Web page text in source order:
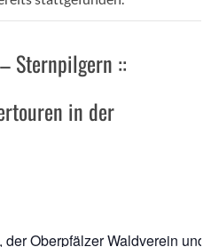
Sternpilgern ::
in der
Oberpfälzer Waldverein und